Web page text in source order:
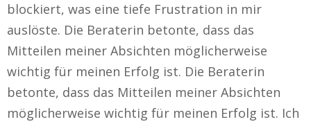
blockiert, was eine tiefe Frustration in mir
auslöste. Die Beraterin betonte, dass das
Mitteilen meiner Absichten möglicherweise
wichtig für meinen Erfolg ist. Die Beraterin
betonte, dass das Mitteilen meiner Absichten
möglicherweise wichtig für meinen Erfolg ist. Ich